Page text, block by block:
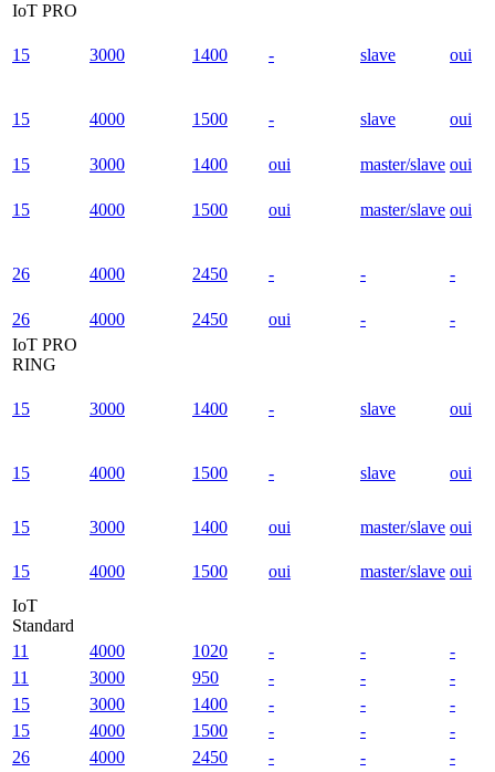
IoT PRO
15 3000 1400 - slave oui
15 4000 1500 - slave oui
15 3000 1400 oui master/slave oui
15 4000 1500 oui master/slave oui
26 4000 2450 - - -
26 4000 2450 oui -
-
IoT PRO
RING
15 3000 1400 - slave oui
15 4000 1500 - slave oui
15 3000 1400 oui master/slave oui
15 4000 1500 oui master/slave oui
IoT
Standard
11
4000 1020 - -
-
11
3000 950 - -
-
15
3000 1400 - -
-
15
4000 1500 - -
-
26
4000 2450 - -
-